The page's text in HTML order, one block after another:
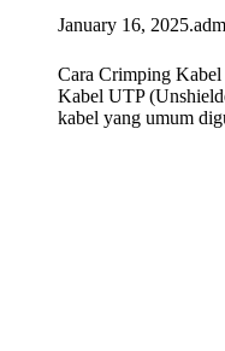
January 16, 2025.
Cara Crimping
Kabel UTP
kabel yang umum